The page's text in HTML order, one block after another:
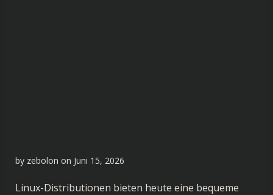
by zebolon on Juni 15, 2026
Linux-Distributionen bieten heute eine bequeme